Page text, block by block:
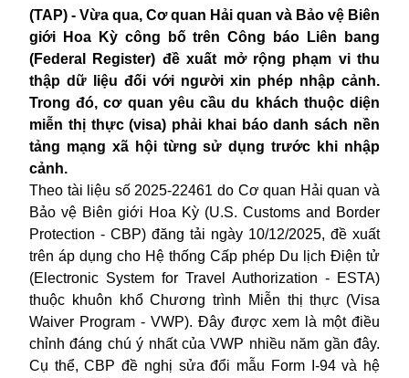
(TAP) - Vừa qua, Cơ quan Hải quan và Bảo vệ Biên
giới Hoa Kỳ công bố trên Công báo Liên bang
(Federal Register) đề xuất mở rộng phạm vi thu
thập dữ liệu đối với người xin phép nhập cảnh.
Trong đó, cơ quan yêu cầu du khách thuộc diện
miễn thị thực (visa) phải khai báo danh sách nền
tảng mạng xã hội từng sử dụng trước khi nhập
cảnh.
Theo tài liệu số 2025-22461 do Cơ quan Hải quan và
Bảo vệ Biên giới Hoa Kỳ (U.S. Customs and Border
Protection - CBP) đăng tải ngày 10/12/2025, đề xuất
trên áp dụng cho Hệ thống Cấp phép Du lịch Điện tử
(Electronic System for Travel Authorization - ESTA)
thuộc khuôn khổ Chương trình Miễn thị thực (Visa
Waiver Program - VWP). Đây được xem là một điều
chỉnh đáng chú ý nhất của VWP nhiều năm gần đây.
Cụ thể, CBP đề nghị sửa đổi mẫu Form I-94 và hệ